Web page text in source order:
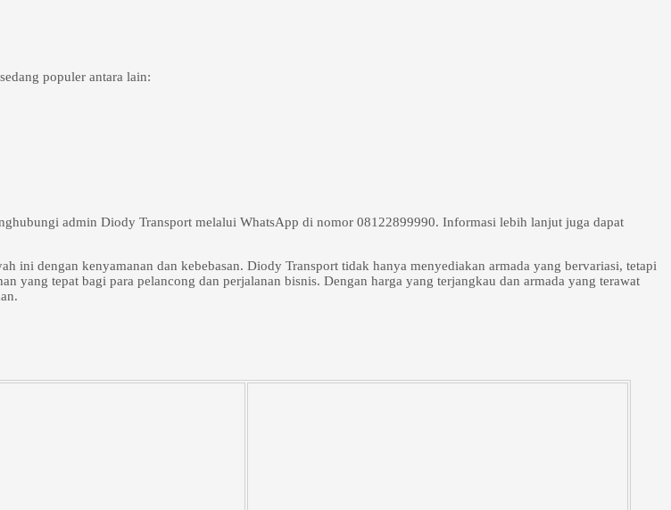
populer antara lain:
admin Diody Transport melalui WhatsApp di nomor 08122899990. Informasi lebih lanjut juga dapat
ini dengan kenyamanan dan kebebasan. Diody Transport tidak hanya menyediakan armada yang bervariasi, tetapi
yang tepat bagi para pelancong dan perjalanan bisnis. Dengan harga yang terjangkau dan armada yang terawat